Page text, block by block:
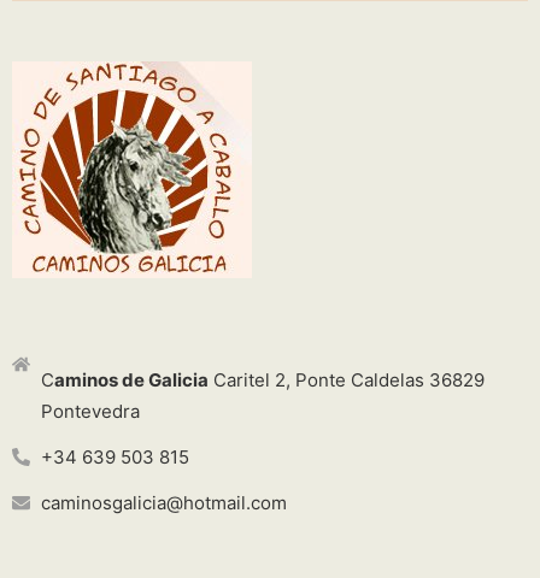
Caminos de Galicia Caritel 2, Ponte Caldelas 36829
Pontevedra
+34 639 503 815
caminosgalicia@hotmail.com